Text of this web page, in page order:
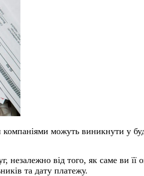
можуть виникнути у
незалежно від того, як саме
та дату платежу.